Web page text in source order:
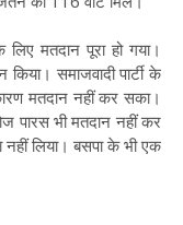
मतदान पूरा हो गया।
समाजवादी पार्टी के
मतदान नहीं कर सका।
पारस भी मतदान नहीं कर
लिया। बसपा के भी एक